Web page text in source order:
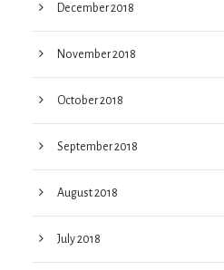
December 2018
November 2018
October 2018
September 2018
August 2018
July 2018